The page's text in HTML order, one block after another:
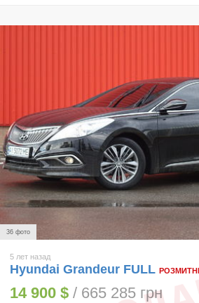
36 фото
5 лет назад
Hyundai Grandeur FULL
14 900 $ / 665 285 грн